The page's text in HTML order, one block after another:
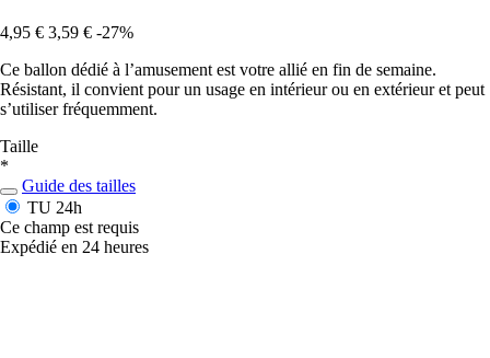
4,95 € 3,59 € -27%
Ce ballon dédié à l’amusement est votre allié en fin de semaine.
Résistant, il convient pour un usage en intérieur ou en extérieur et peut
s’utiliser fréquemment.
Taille
*
Guide des tailles
TU 24h
Ce champ est requis
Expédié en 24 heures